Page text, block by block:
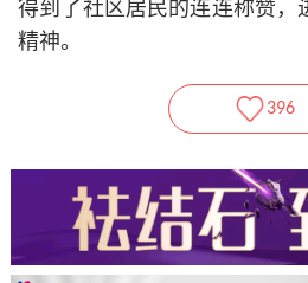
得到了社区居民的连连称赞，
精神。
396